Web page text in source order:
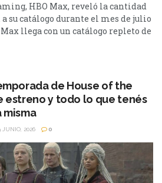
HBO Max, reveló la cantidad
su catálogo durante el mes de julio
llega con un catálogo repleto de
los gustos. Uno de los
es Stuart no logra salvar el
de House of the
estreno y todo lo que tenés
misma
JUNIO, 2026 0